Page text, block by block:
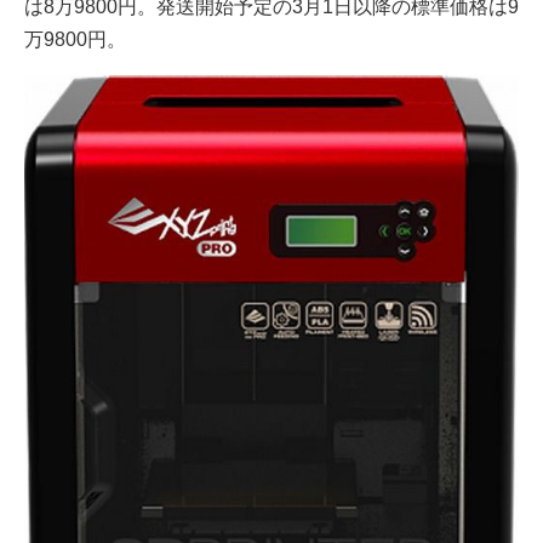
は8万9800円。発送開始予定の3月1日以降の標準価格は9
万9800円。